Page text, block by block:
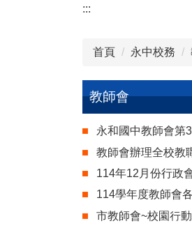
:::
首頁 永中校務
教師會
永和國中教師會第
教師會辦理全校教
114年12月份行政
114學年度教師會
市教師會~校園行